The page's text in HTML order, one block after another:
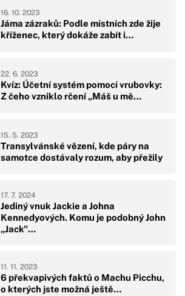
Jáma zázraků: Podle místních zde žije
kříženec, který dokáže zabít i…
16. 10. 2023
Kvíz: Účetní systém pomocí vrubovky:
Z čeho vzniklo rčení „Máš u mě…
22. 6. 2023
Transylvánské vězení, kde páry na
samotce dostávaly rozum, aby přežily
15. 5. 2023
Jediný vnuk Jackie a Johna
Kennedyových. Komu je podobný John
„Jack"…
17. 7. 2024
6 překvapivých faktů o Machu Picchu,
o kterých jste možná ještě…
11. 11. 2023